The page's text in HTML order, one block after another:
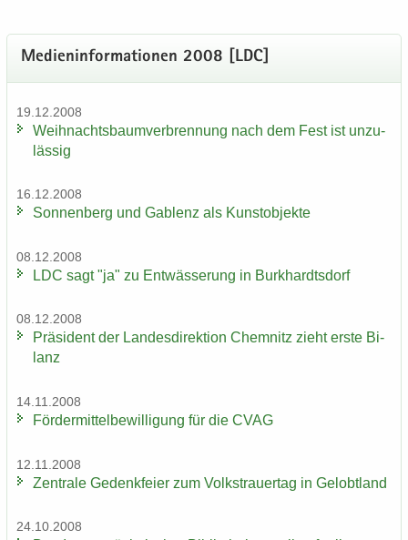
Me­di­en­in­for­ma­tio­nen 2008 [LDC]
19.12.2008
Weih­nachts­baum­ver­bren­nung nach dem Fest ist un­zu­
läs­sig
16.12.2008
Son­nen­berg und Gab­lenz als Kunst­ob­jek­te
08.12.2008
LDC sagt "ja" zu Ent­wäs­se­rung in Burk­hardts­dorf
08.12.2008
Prä­si­dent der Lan­des­di­rek­ti­on Chem­nitz zieht erste Bi­
lanz
14.11.2008
För­der­mit­tel­be­wil­li­gung für die CVAG
12.11.2008
Zen­tra­le Ge­denk­fei­er zum Volks­trau­er­tag in Ge­lobt­land
24.10.2008